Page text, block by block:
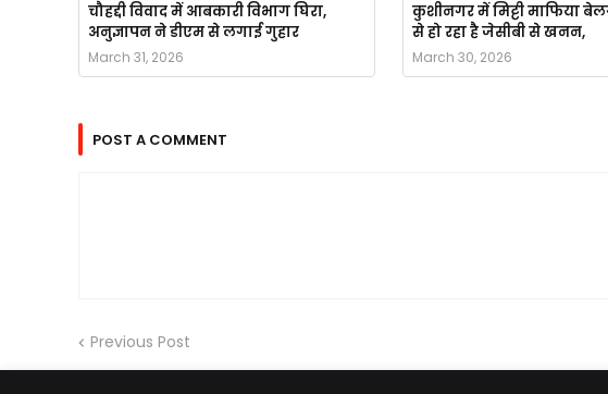
चौहद्दी विवाद में आबकारी विभाग घिरा,
अनुज्ञापन ने डीएम से लगाई गुहार
March 31, 2026
कुशीनगर में मिट्टी माफिया
से हो रहा है जेसीबी से खनन,
March 30, 2026
POST A COMMENT
Previous Post